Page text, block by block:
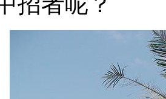
招者呢？